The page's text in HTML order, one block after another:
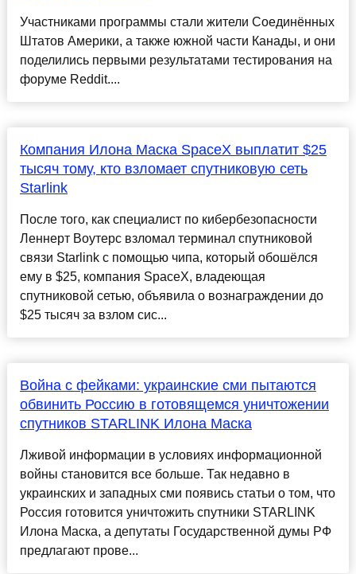
Участниками программы стали жители Соединённых
Штатов Америки, а также южной части Канады, и они
поделились первыми результатами тестирования на
форуме Reddit....
Компания Илона Маска SpaceX выплатит $25
тысяч тому, кто взломает спутниковую сеть
Starlink
После того, как специалист по кибербезопасности
Леннерт Воутерс взломал терминал спутниковой
связи Starlink c помощью чипа, который обошёлся
ему в $25, компания SpaceX, владеющая
спутниковой сетью, объявила о вознаграждении до
$25 тысяч за взлом сис...
Война с фейками: украинские сми пытаются
обвинить Россию в готовящемся уничтожении
спутников STARLINK Илона Маска
Лживой информации в условиях информационной
войны становится все больше. Так недавно в
украинских и западных сми появись статьи о том, что
Россия готовится уничтожить спутники STARLINK
Илона Маска, а депутаты Государственной думы РФ
предлагают прове...